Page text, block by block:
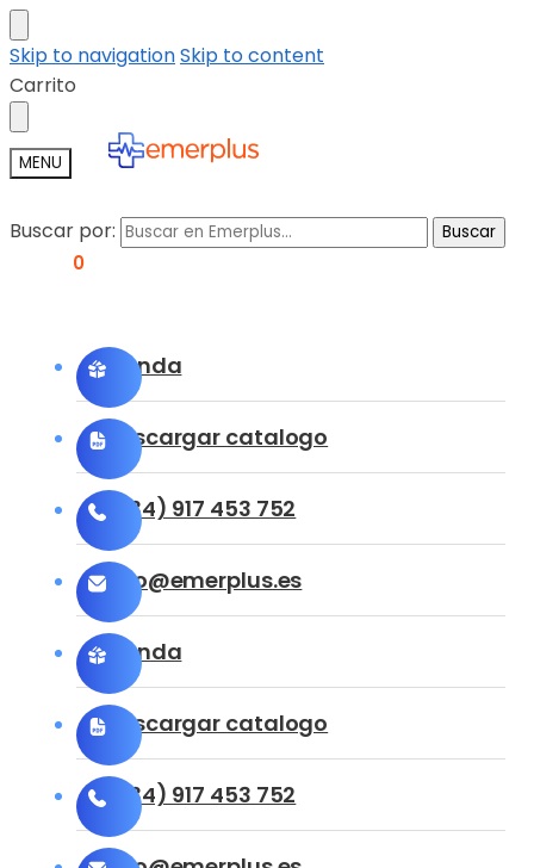
Skip to navigationSkip to content
Carrito
MENU
Buscar por: Buscar
0
Tienda
Descargar catalogo
(+34) 917 453 752
info@emerplus.es
Tienda
Descargar catalogo
(+34) 917 453 752